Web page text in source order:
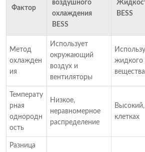
Фактор
воздушного
охлаждения
BESS
BESS
Метод
охлажден
ия
Использует
окружающий
воздух и
вентиляторы
вещества
Температу
рная
однородн
ость
Низкое,
неравномерное
распределение
клетках
Разница